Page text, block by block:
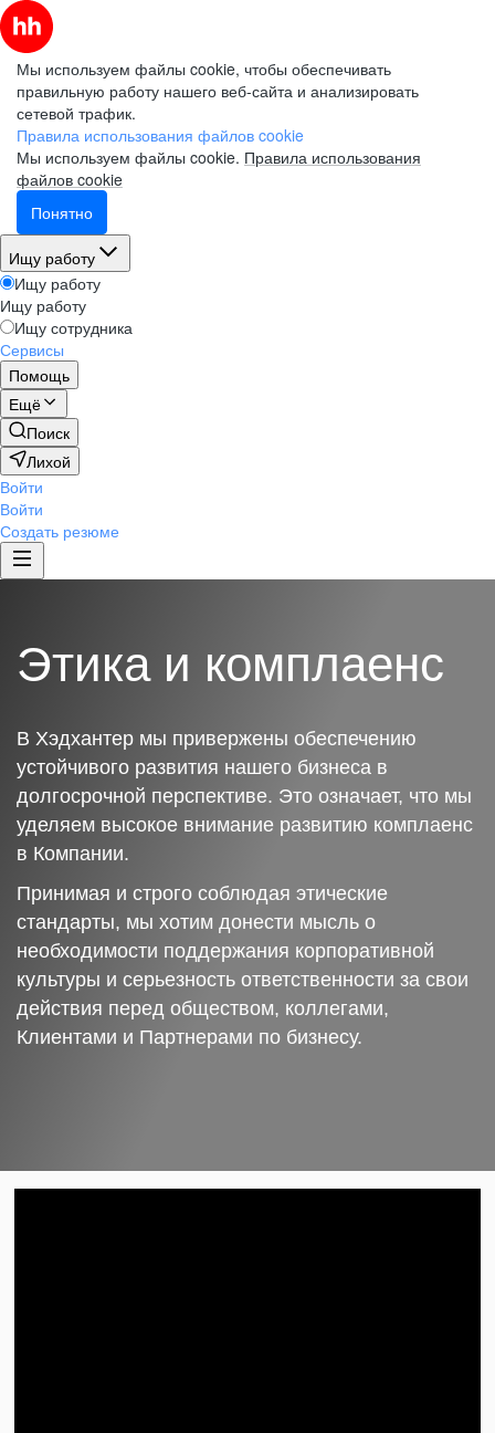
Мы используем файлы cookie, чтобы обеспечивать
правильную работу нашего веб-сайта и анализировать
сетевой трафик.
Правила использования файлов cookie
Мы используем файлы cookie. Правила использования
файлов cookie
Понятно
Ищу работу
Ищу работу
Ищу работу
Ищу сотрудника
Сервисы
Помощь
Ещё
Поиск
Лихой
Войти
Войти
Создать резюме
Этика и комплаенс
В Хэдхантер мы привержены обеспечению
устойчивого развития нашего бизнеса в
долгосрочной перспективе. Это означает, что мы
уделяем высокое внимание развитию комплаенс
в Компании.
Принимая и строго соблюдая этические
стандарты, мы хотим донести мысль о
необходимости поддержания корпоративной
культуры и серьезность ответственности за свои
действия перед обществом, коллегами,
Клиентами и Партнерами по бизнесу.